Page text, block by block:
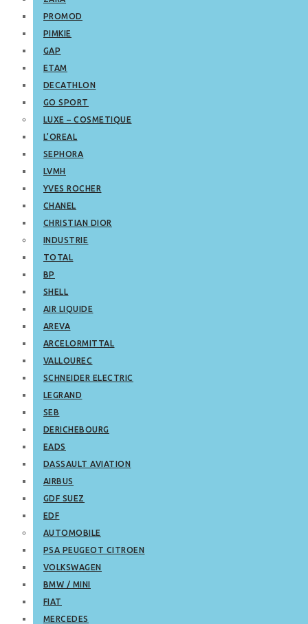
PROMOD
PIMKIE
GAP
ETAM
DECATHLON
GO SPORT
LUXE – COSMETIQUE
L’OREAL
SEPHORA
LVMH
YVES ROCHER
CHANEL
CHRISTIAN DIOR
INDUSTRIE
TOTAL
BP
SHELL
AIR LIQUIDE
AREVA
ARCELORMITTAL
VALLOUREC
SCHNEIDER ELECTRIC
LEGRAND
SEB
DERICHEBOURG
EADS
DASSAULT AVIATION
AIRBUS
GDF SUEZ
EDF
AUTOMOBILE
PSA PEUGEOT CITROEN
VOLKSWAGEN
BMW / MINI
FIAT
MERCEDES